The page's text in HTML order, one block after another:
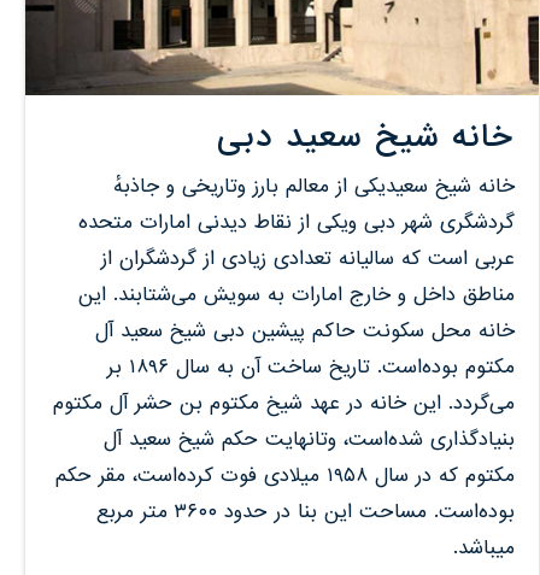
خانه شیخ سعید دبی
خانه شیخ سعیدیکی از معالم بارز وتاریخی و جاذبهٔ
گردشگری شهر دبی ویکی از نقاط دیدنی امارات متحده
عربی است که سالیانه تعدادی زیادی از گردشگران از
مناطق داخل و خارج امارات به سویش می‌شتابند. این
خانه محل سکونت حاکم پیشین دبی شیخ سعید آل
مکتوم بوده‌است. تاریخ ساخت آن به سال ۱۸۹۶ بر
می‌گردد. این خانه در عهد شیخ مکتوم بن حشر آل مکتوم
بنیادگذاری شده‌است، وتانهایت حکم شیخ سعید آل
مکتوم که در سال ۱۹۵۸ میلادی فوت کرده‌است، مقر حکم
بوده‌است. مساحت این بنا در حدود ۳۶۰۰ متر مربع
میباشد.